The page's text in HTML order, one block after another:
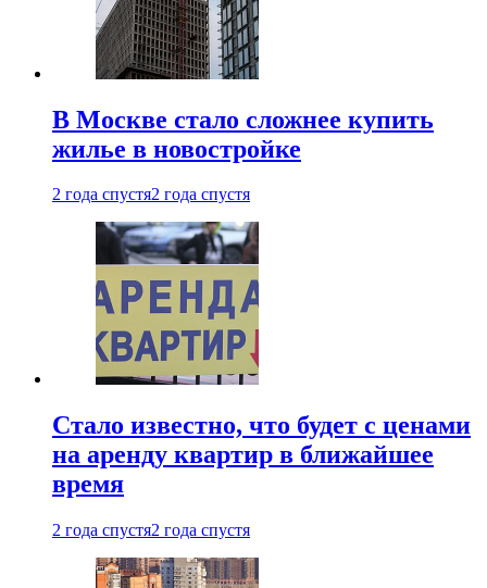
В Москве стало сложнее купить
жилье в новостройке
2 года спустя2 года спустя
Стало известно, что будет с ценами
на аренду квартир в ближайшее
время
2 года спустя2 года спустя